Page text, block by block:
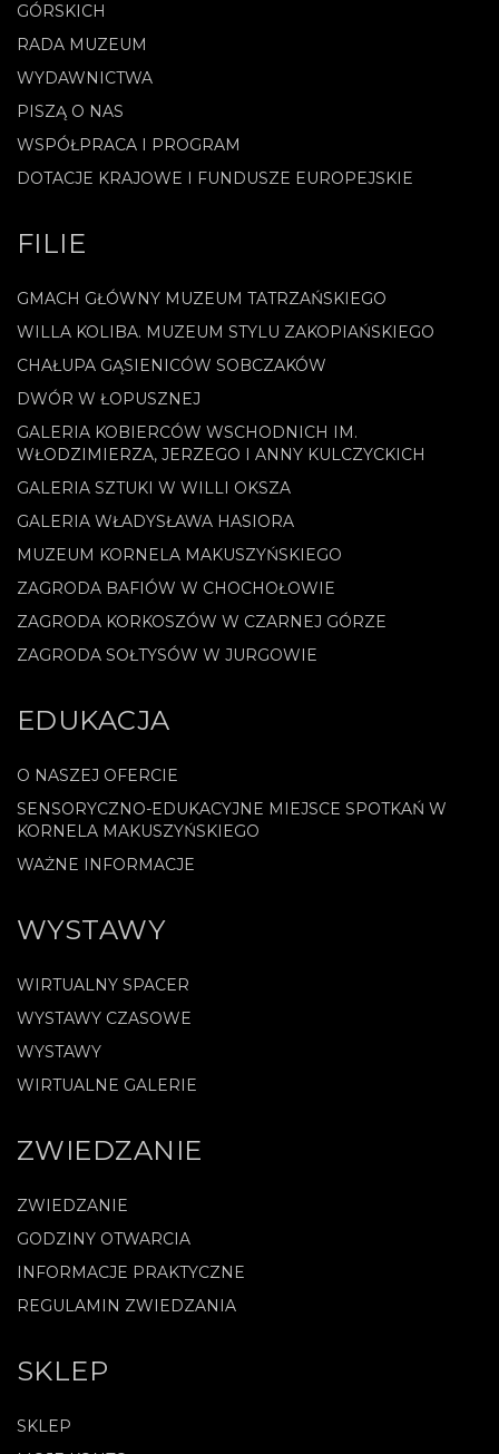
GÓRSKICH
RADA MUZEUM
WYDAWNICTWA
PISZĄ O NAS
WSPÓŁPRACA I PROGRAM
DOTACJE KRAJOWE I FUNDUSZE EUROPEJSKIE
FILIE
GMACH GŁÓWNY MUZEUM TATRZAŃSKIEGO
WILLA KOLIBA. MUZEUM STYLU ZAKOPIAŃSKIEGO
CHAŁUPA GĄSIENICÓW SOBCZAKÓW
DWÓR W ŁOPUSZNEJ
GALERIA KOBIERCÓW WSCHODNICH IM.
WŁODZIMIERZA, JERZEGO I ANNY KULCZYCKICH
GALERIA SZTUKI W WILLI OKSZA
GALERIA WŁADYSŁAWA HASIORA
MUZEUM KORNELA MAKUSZYŃSKIEGO
ZAGRODA BAFIÓW W CHOCHOŁOWIE
ZAGRODA KORKOSZÓW W CZARNEJ GÓRZE
ZAGRODA SOŁTYSÓW W JURGOWIE
EDUKACJA
O NASZEJ OFERCIE
SENSORYCZNO-EDUKACYJNE MIEJSCE SPOTKAŃ W
KORNELA MAKUSZYŃSKIEGO
WAŻNE INFORMACJE
WYSTAWY
WIRTUALNY SPACER
WYSTAWY CZASOWE
WYSTAWY
WIRTUALNE GALERIE
ZWIEDZANIE
ZWIEDZANIE
GODZINY OTWARCIA
INFORMACJE PRAKTYCZNE
REGULAMIN ZWIEDZANIA
SKLEP
SKLEP